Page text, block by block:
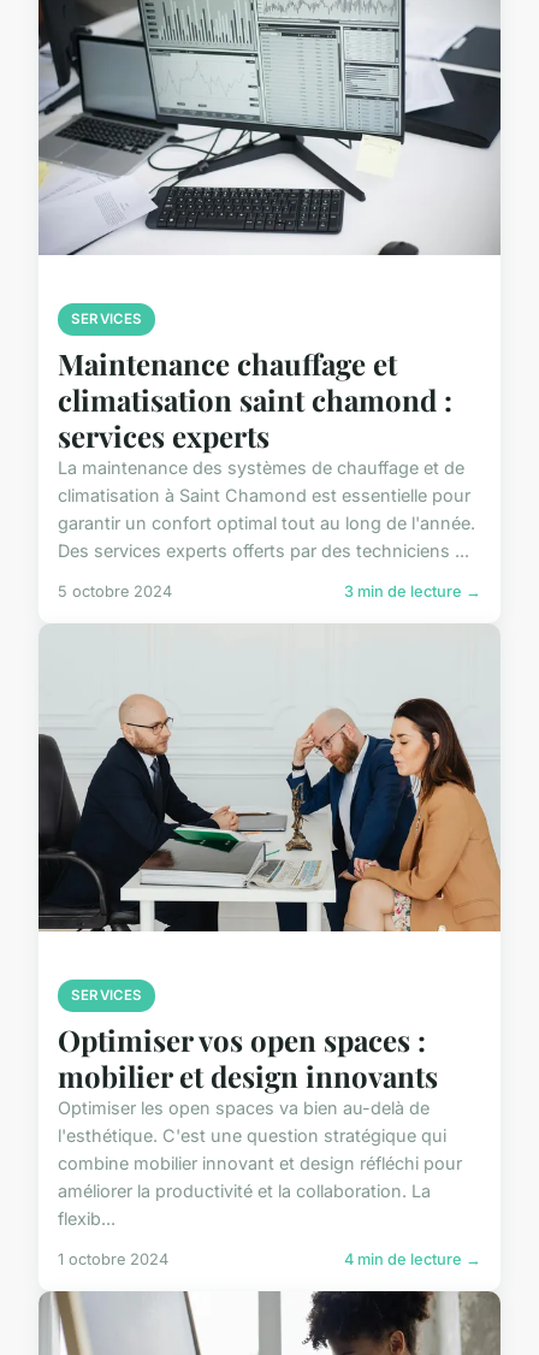
SERVICES
Maintenance chauffage et
climatisation saint chamond :
services experts
La maintenance des systèmes de chauffage et de
climatisation à Saint Chamond est essentielle pour
garantir un confort optimal tout au long de l'année.
Des services experts offerts par des techniciens ...
5 octobre 2024 3 min de lecture →
SERVICES
Optimiser vos open spaces :
mobilier et design innovants
Optimiser les open spaces va bien au-delà de
l'esthétique. C'est une question stratégique qui
combine mobilier innovant et design réfléchi pour
améliorer la productivité et la collaboration. La
flexib...
1 octobre 2024 4 min de lecture →